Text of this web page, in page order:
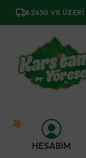
₺2450 VE ÜZERI
HESABIM